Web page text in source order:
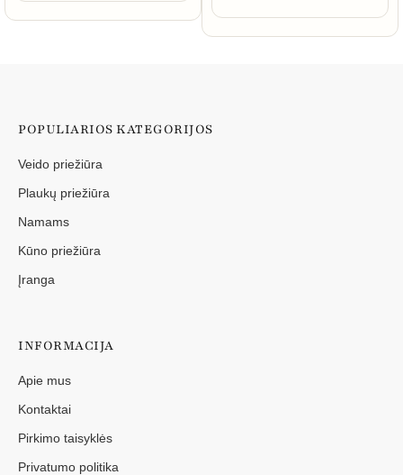
POPULIARIOS KATEGORIJOS
Veido priežiūra
Plaukų priežiūra
Namams
Kūno priežiūra
Įranga
INFORMACIJA
Apie mus
Kontaktai
Pirkimo taisyklės
Privatumo politika